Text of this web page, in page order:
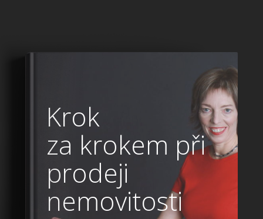
Krok
za krokem při
prodeji
nemovitosti